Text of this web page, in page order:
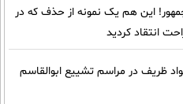
این هم یک نمونه از حذف که در
انتقاد کردید
ظریف در مراسم تشییع ابوالقاسم